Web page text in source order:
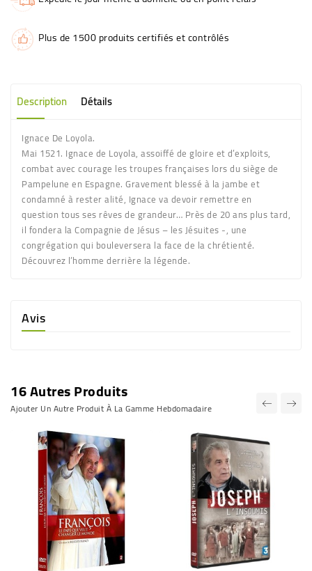
Plus de 1500 produits certifiés et contrôlés
Description Détails
Ignace De Loyola.
Mai 1521. Ignace de Loyola, assoiffé de gloire et d’exploits,
combat avec courage les troupes françaises lors du siège de
Pampelune en Espagne. Gravement blessé à la jambe et
condamné à rester alité, Ignace va devoir remettre en
question tous ses rêves de grandeur… Près de 20 ans plus tard,
il fondera la Compagnie de Jésus – les Jésuites -, une
congrégation qui bouleversera la face de la chrétienté.
Découvrez l’homme derrière la légende.
Avis
16 Autres Produits
Ajouter Un Autre Produit À La Gamme Hebdomadaire